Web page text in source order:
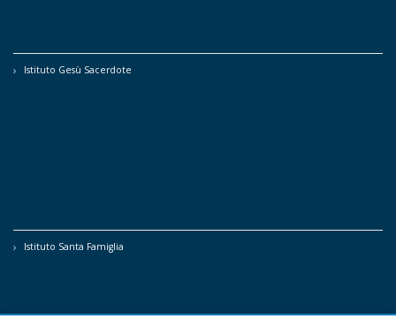
Istituto Gesù Sacerdote
Istituto Santa Famiglia